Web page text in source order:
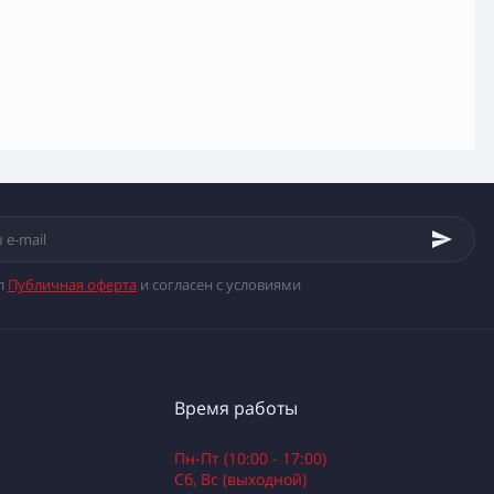
Публичная офертаи согласен с условиями
Время работы
Пн-Пт (10:00 - 17:00)
Сб, Вс (выходной)